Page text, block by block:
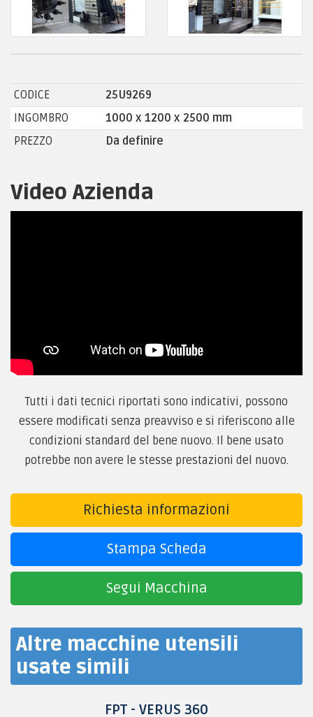
CODICE
25U9269
INGOMBRO
1000 x 1200 x 2500 mm
PREZZO
Da definire
Video Azienda
Tutti i dati tecnici riportati sono indicativi, possono
essere modificati senza preavviso e si riferiscono alle
condizioni standard del bene nuovo. Il bene usato
potrebbe non avere le stesse prestazioni del nuovo.
Richiesta informazioni
Stampa Scheda
Segui Macchina
Altre macchine utensili
usate simili
FPT - VERUS 360